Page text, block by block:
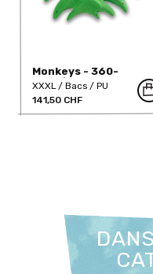
Monkeys - 360-
1048/1PU
XXXL Bacs
PU
141,50 CHF